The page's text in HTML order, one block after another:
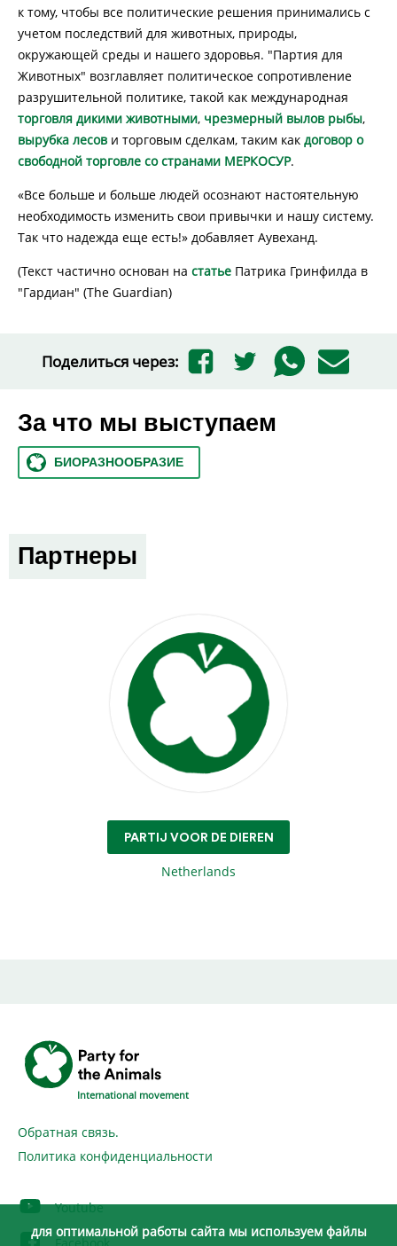
к тому, чтобы все политические решения принимались с
учетом последствий для животных, природы,
окружающей среды и нашего здоровья. "Партия для
Животных" возглавляет политическое сопротивление
разрушительной политике, такой как международная
торговля дикими животными, чрезмерный вылов рыбы,
вырубка лесов и торговым сделкам, таким как договор о
свободной торговле со странами МЕРКОСУР.
«Все больше и больше людей осознают настоятельную
необходимость изменить свои привычки и нашу систему.
Так что надежда еще есть!» добавляет Аувеханд.
(Текст частично основан на статье Патрика Гринфилда в
"Гардиан" (The Guardian)
Поделиться через:
За что мы выступаем
БИОРАЗНООБРАЗИЕ
Партнеры
PARTIJ VOOR DE DIEREN
Netherlands
International movement
Обратная связь.
Политика конфиденциальности
Youtube
для оптимальной работы сайта мы используем файлы